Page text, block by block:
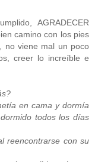
AGRADECER
camino con los pies
no viene mal un poco
creer lo increíble e
en cama y dormía
todos los días
reencontrarse con su